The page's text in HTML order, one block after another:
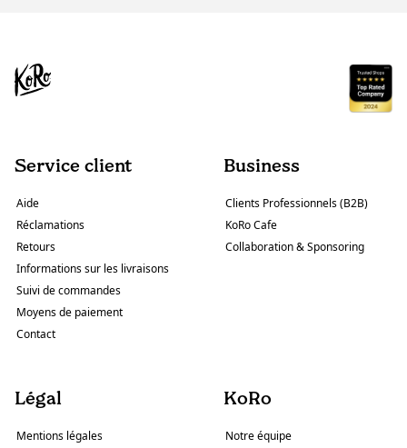
Service client
Aide
Réclamations
Retours
Informations sur les livraisons
Suivi de commandes
Moyens de paiement
Contact
Business
Clients Professionnels (B2B)
KoRo Cafe
Collaboration & Sponsoring
Légal
Mentions légales
KoRo
Notre équipe